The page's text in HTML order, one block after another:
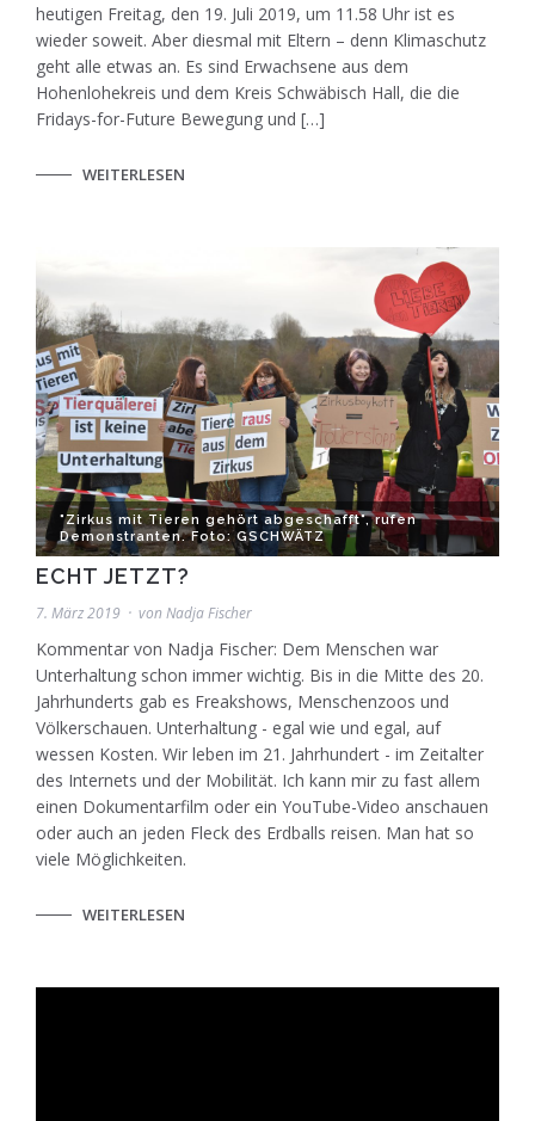
heutigen Freitag, den 19. Juli 2019, um 11.58 Uhr ist es
wieder soweit. Aber diesmal mit Eltern – denn Klimaschutz
geht alle etwas an. Es sind Erwachsene aus dem
Hohenlohekreis und dem Kreis Schwäbisch Hall, die die
Fridays-for-Future Bewegung und […]
WEITERLESEN
"Zirkus mit Tieren gehört abgeschafft", rufen
Demonstranten. Foto: GSCHWÄTZ
ECHT JETZT?
7. März 2019 von Nadja Fischer
Kommentar von Nadja Fischer: Dem Menschen war
Unterhaltung schon immer wichtig. Bis in die Mitte des 20.
Jahrhunderts gab es Freakshows, Menschenzoos und
Völkerschauen. Unterhaltung - egal wie und egal, auf
wessen Kosten. Wir leben im 21. Jahrhundert - im Zeitalter
des Internets und der Mobilität. Ich kann mir zu fast allem
einen Dokumentarfilm oder ein YouTube-Video anschauen
oder auch an jeden Fleck des Erdballs reisen. Man hat so
viele Möglichkeiten.
WEITERLESEN